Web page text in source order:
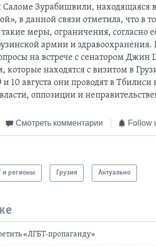
Саломе Зурабишвили, находящаяся
в данной связи отметила, что в
такие меры, ограничения,
армии и здравоохранения.
на встрече с сенатором
находятся с визитом в
10 августа они проводят в Тбилиси
оппозиции и
Смотреть комментарии Follow
и регионы Грузия Актуально
«ЛГБТ-пропаганду»